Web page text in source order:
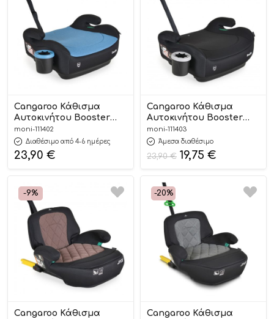
Cangaroo Κάθισμα
Αυτοκινήτου Booster
Swift Blue 125-150cm
3801005152285
moni-111402
Διαθέσιμο από 4-6 ημέρες
23,90 €
Cangaroo Κάθισμα
Αυτοκινήτου Booster
Swift Black 125-150cm
3801005152254
moni-111403
Άμεσα διαθέσιμο
23,90€ 19,75 €
-9%
Cangaroo Κάθισμα
-20%
Cangaroo Κάθισμα